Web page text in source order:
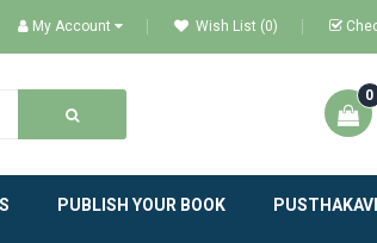
My Account Wish List (0)
0
PUBLISH YOUR BOOK